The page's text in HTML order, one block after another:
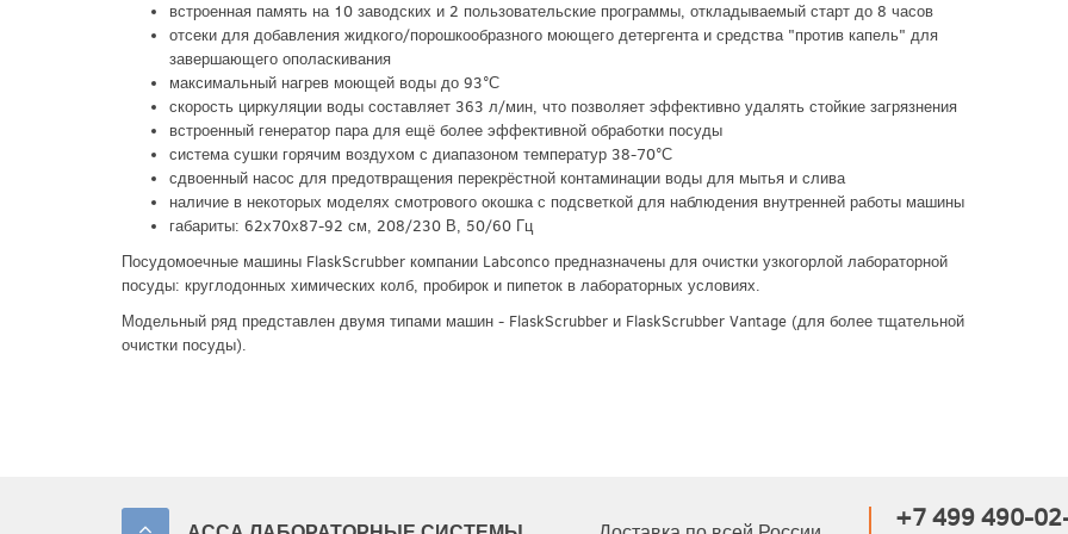
встроенная память на 10 заводских и 2 пользовательские программы, откладываемый старт до 8 часов
отсеки для добавления жидкого/порошкообразного моющего детергента и средства "против капель" для
завершающего ополаскивания
максимальный нагрев моющей воды до 93°С
скорость циркуляции воды составляет 363 л/мин, что позволяет эффективно удалять стойкие загрязнения
встроенный генератор пара для ещё более эффективной обработки посуды
система сушки горячим воздухом с диапазоном температур 38-70°С
сдвоенный насос для предотвращения перекрёстной контаминации воды для мытья и слива
наличие в некоторых моделях смотрового окошка с подсветкой для наблюдения внутренней работы машины
габариты: 62х70х87-92 см, 208/230 В, 50/60 Гц
Посудомоечные машины FlaskScrubber компании Labconco предназначены для очистки узкогорлой лабораторной
посуды: круглодонных химических колб, пробирок и пипеток в лабораторных условиях.
Модельный ряд представлен двумя типами машин - FlaskScrubber и FlaskScrubber Vantage (для более тщательной
очистки посуды).
+7 499 490-